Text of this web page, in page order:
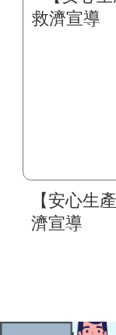
【安心生
濟宣導